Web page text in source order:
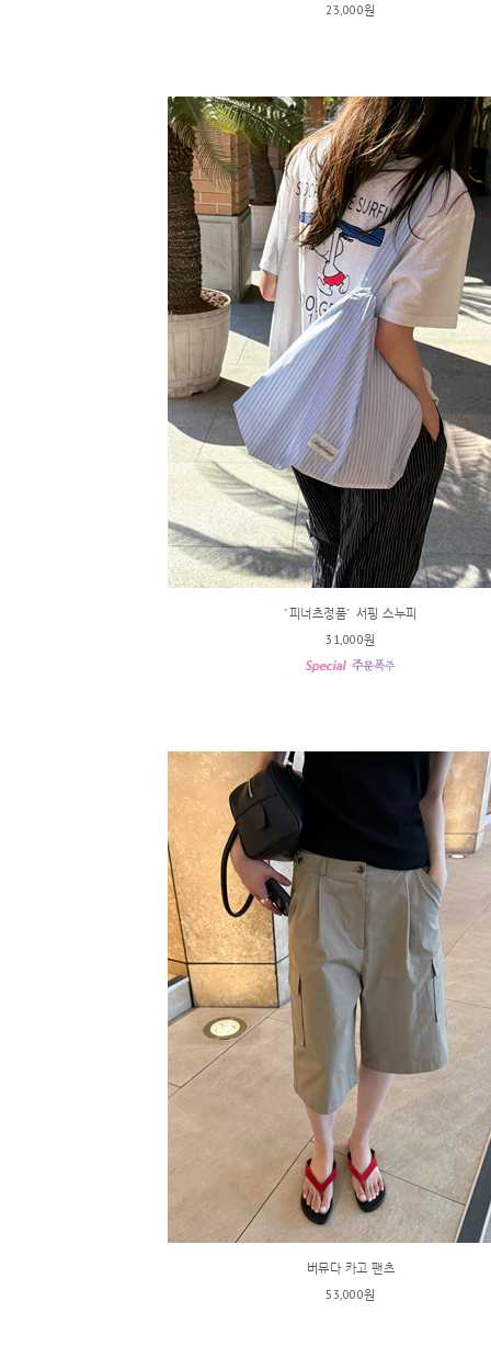
23,000원
*피너츠정품* 서핑 스누피
31,000원
버뮤다 카고 팬츠
53,000원